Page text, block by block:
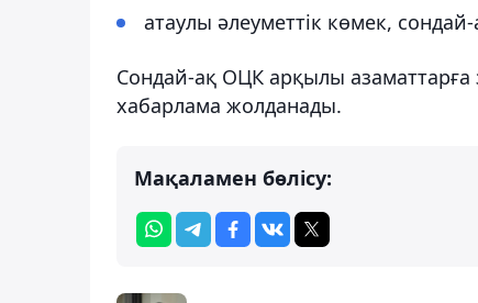
атаулы әлеуметтік көмек,
Сондай-ақ ОЦК арқылы
хабарлама жолданады.
Мақаламен бөлісу: